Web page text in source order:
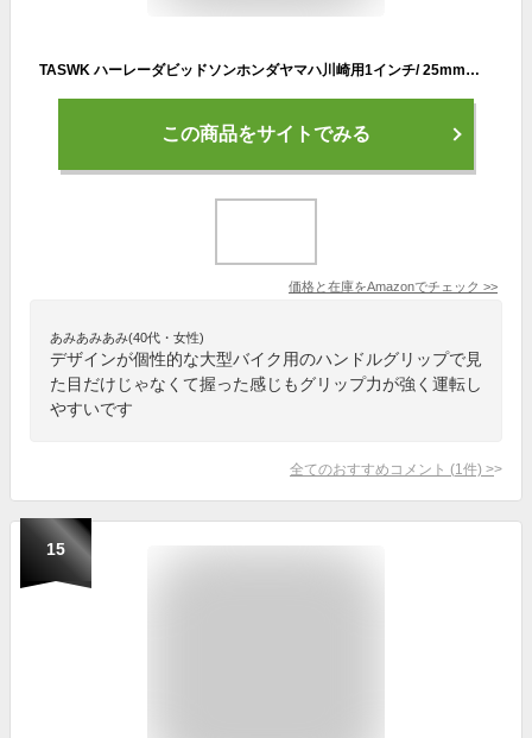
TASWK ハーレーダビッドソンホンダヤマハ川崎用1インチ/ 25mmオートバイアルミクロームハンドルグリップエンドグリップ
この商品をサイトでみる
価格と在庫をAmazonでチェック >>
あみあみあみ(40代・女性)
デザインが個性的な大型バイク用のハンドルグリップで見
た目だけじゃなくて握った感じもグリップ力が強く運転し
やすいです
全てのおすすめコメント (1 件) >
15